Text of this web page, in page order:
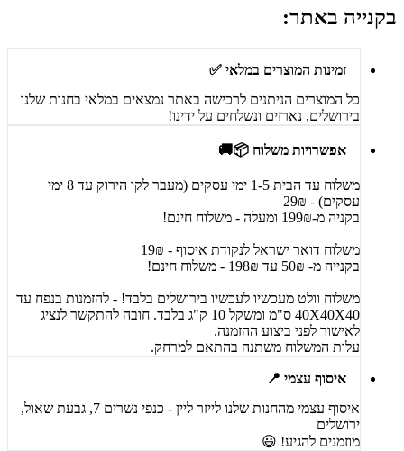
בקנייה באתר:
זמינות המוצרים במלאי ✅
כל המוצרים הניתנים לרכישה באתר נמצאים במלאי בחנות שלנו
בירושלים, נארזים ונשלחים על ידינו!
אפשרויות משלוח 📦🚚
משלוח עד הבית 1-5 ימי עסקים (מעבר לקו הירוק עד 8 ימי
עסקים) - 29₪
בקניה מ-199₪ ומעלה - משלוח חינם!
משלוח דואר ישראל לנקודת איסוף - 19₪
בקנייה מ- 50₪ עד 198₪ - משלוח חינם!
משלוח וולט מעכשיו לעכשיו בירושלים בלבד! - להזמנות בנפח עד
40X40X40 ס"מ ומשקל 10 ק"ג בלבד. חובה להתקשר לנציג
לאישור לפני ביצוע ההזמנה.
עלות המשלוח משתנה בהתאם למרחק.
איסוף עצמי 📍
איסוף עצמי מהחנות שלנו לייזר ליין - כנפי נשרים 7, גבעת שאול,
ירושלים
מוזמנים להגיע! 😃